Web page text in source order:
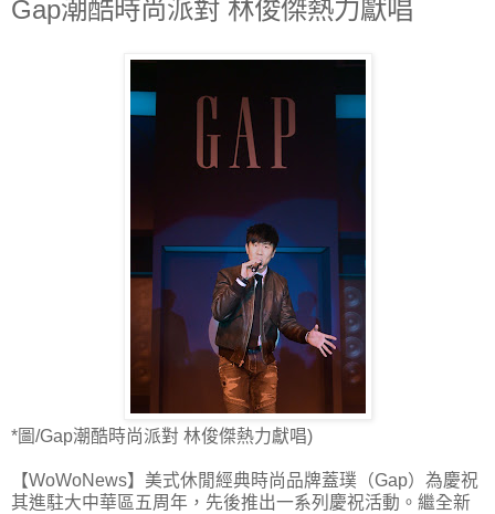
Gap潮酷時尚派對 林俊傑熱力獻唱
*圖/Gap潮酷時尚派對 林俊傑熱力獻唱)
【WoWoNews】美式休閒經典時尚品牌蓋璞（Gap）為慶祝
其進駐大中華區五周年，先後推出一系列慶祝活動。繼全新